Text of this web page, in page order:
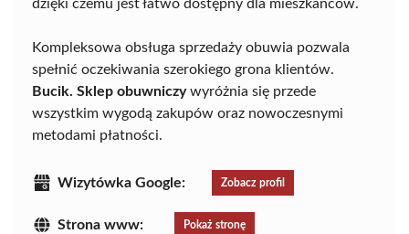
dzięki czemu jest łatwo dostępny dla mieszkańców.
Kompleksowa obsługa sprzedaży obuwia pozwala
spełnić oczekiwania szerokiego grona klientów.
Bucik. Sklep obuwniczywyróżnia się przede
wszystkim wygodą zakupów oraz nowoczesnymi
metodami płatności.
Wizytówka Google: Zobacz profil
Strona www: Pokaż stronę